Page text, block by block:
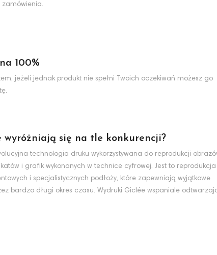
zamówienia.
100%
jeżeli jednak produkt nie spełni Twoich oczekiwań możesz go
wyróżniają się na tle konkurencji?
technologia druku wykorzystywana do reprodukcji
i grafik wykonanych w technice cyfrowej. Jest to reprodukcja
i specjalistycznych podłoży, które zapewniają wyjątkowe
bardzo długi okres czasu. Wydruki Giclée wspaniale